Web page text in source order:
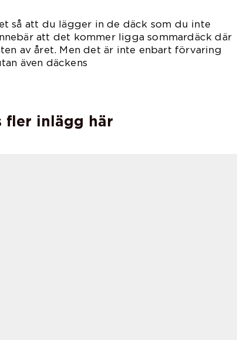
så att du lägger in de däck som du inte
att det kommer ligga sommardäck där
av året. Men det är inte enbart förvaring
även däckens
fler inlägg här